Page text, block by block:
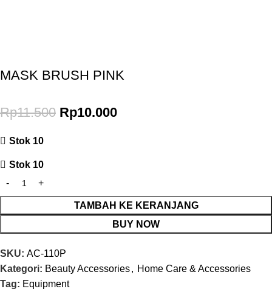
MASK BRUSH PINK
Rp11.500 Rp10.000
Stok 10
Stok 10
TAMBAH KE KERANJANG
BUY NOW
SKU: AC-110P
Kategori: Beauty Accessories, Home Care & Accessories
Tag: Equipment